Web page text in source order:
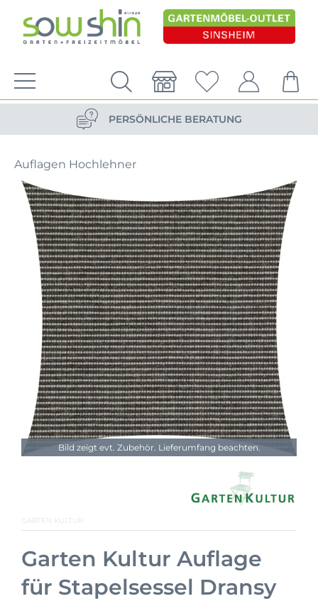
VERSANDKOSTENFREIE LIEFERUNG
PERSÖNLICHE BERATUNG
PERSÖNLICHE BERATUNG
Auflagen Hochlehner
Bild zeigt evt. Zubehör. Lieferumfang beachten.
GARTEN KULTUR
Garten Kultur Auflage
für Stapelsessel Dransy